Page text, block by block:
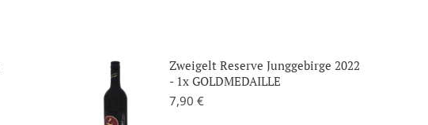
Zweigelt Reserve Junggebirge 2022
- 1x GOLDMEDAILLE
7,90 €